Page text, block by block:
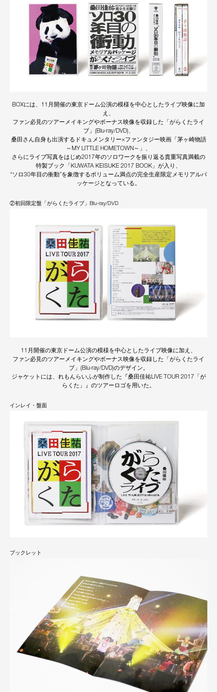
BOXには、11月開催の東京ドーム公演の模様を中心としたライブ映像に加
え、
ファン必見のツアーメイキングやボーナス映像を収録した「がらくたライ
ブ」(Blu-ray/DVD)、
桑田さん自身も出演するドキュメンタリー×ファンタジー映画「茅ヶ崎物語
～MY LITTLE HOMETOWN～」、
さらにライブ写真をはじめ2017年のソロワークを振り返る貴重写真満載の
特製ブック「KUWATA KEISUKE 2017 BOOK」が入り、
“ソロ30年目の衝動”を象徴するボリューム満点の完全生産限定メモリアルパ
ッケージとなっている。
②初回限定盤「がらくたライブ」Blu-ray/DVD
11月開催の東京ドーム公演の模様を中心としたライブ映像に加え、
ファン必見のツアーメイキングやボーナス映像を収録した「がらくたライ
ブ」(Blu-ray/DVD)のデザイン。
ジャケットには、れもんらいふが制作した『桑田佳祐LIVE TOUR 2017「が
らくた」』のツアーロゴを用いた。
インレイ・盤面
ブックレット